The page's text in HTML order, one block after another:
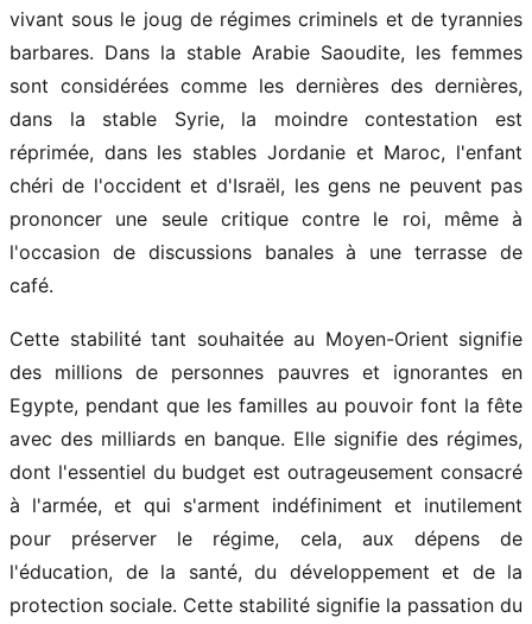
vivant sous le joug de régimes criminels et de tyrannies
barbares. Dans la stable Arabie Saoudite, les femmes
sont considérées comme les dernières des dernières,
dans la stable Syrie, la moindre contestation est
réprimée, dans les stables Jordanie et Maroc, l'enfant
chéri de l'occident et d'Israël, les gens ne peuvent pas
prononcer une seule critique contre le roi, même à
l'occasion de discussions banales à une terrasse de
café.
Cette stabilité tant souhaitée au Moyen-Orient signifie
des millions de personnes pauvres et ignorantes en
Egypte, pendant que les familles au pouvoir font la fête
avec des milliards en banque. Elle signifie des régimes,
dont l'essentiel du budget est outrageusement consacré
à l'armée, et qui s'arment indéfiniment et inutilement
pour préserver le régime, cela, aux dépens de
l'éducation, de la santé, du développement et de la
protection sociale. Cette stabilité signifie la passation du